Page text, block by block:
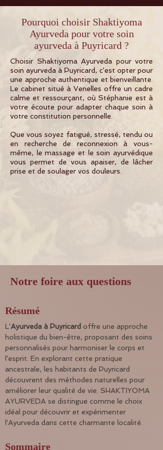
Pourquoi choisir Shaktiyoma
Ayurveda pour votre soin
ayurveda à Puyricard ?
Choisir Shaktiyoma Ayurveda pour votre
soin ayurveda à Puyricard, c'est opter pour
une approche authentique et bienveillante.
Le cabinet situé à Venelles offre un cadre
calme et ressourçant, où Stéphanie est à
votre écoute pour adapter chaque soin à
votre constitution personnelle.
Que vous soyez fatigué, stressé, tendu ou
en recherche de reconnexion à vous-
même, le massage et le soin ayurvédique
vous permet de vous apaiser, de lâcher
prise et de soulager vos douleurs.
Notre foire aux questions
Résumé
L'Ayurveda à Puyricard offre une approche
holistique du bien-être, proposant des soins
personnalisés pour harmoniser le corps et
l'esprit. En explorant cette pratique
ancestrale, les habitants de Puyricard
découvrent des méthodes naturelles pour
améliorer leur qualité de vie. SHAKTIYOMA
AYURVEDA se distingue comme le choix
idéal pour découvrir et expérimenter
l'Ayurveda dans cette charmante localité.
Sommaire